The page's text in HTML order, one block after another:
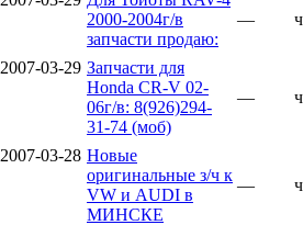
2000-2004г/в
запчасти продаю:
—
2007-03-29 Запчасти для
Honda CR-V 02-
06г/в: 8(926)294-
31-74 (моб)
—
2007-03-28 Новые
оригинальные з/ч к
VW и AUDI в
МИНСКЕ
—